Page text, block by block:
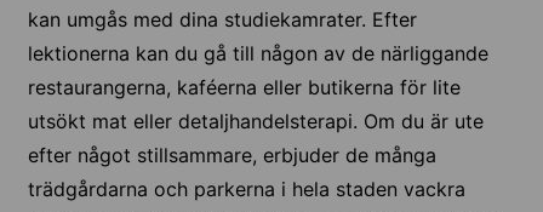
kan umgås med dina studiekamrater. Efter
lektionerna kan du gå till någon av de närliggande
restaurangerna, kaféerna eller butikerna för lite
utsökt mat eller detaljhandelsterapi. Om du är ute
efter något stillsammare, erbjuder de många
trädgårdarna och parkerna i hela staden vackra